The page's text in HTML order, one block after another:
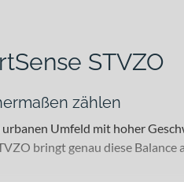
STVZO
zählen
Umfeld mit hoher
bringt genau diese